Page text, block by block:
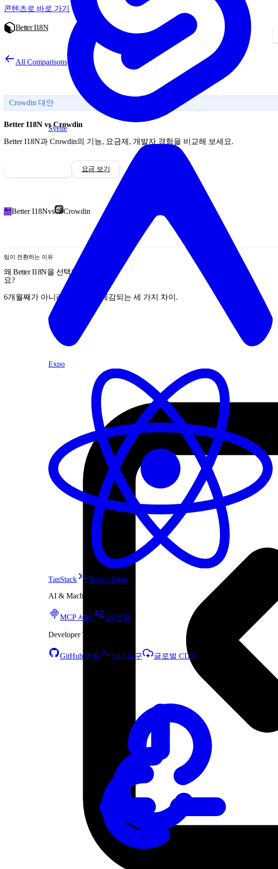
콘텐츠로 바로 가기
Better I18N
Svelte
Expo
TanStack
Hono / Node
AI & Machine Translation
MCP 서버 AI 번역
Developer Tools
GitHub 연동 CLI 도구 글로벌 CDN
All Comparisons
Crowdin 대안
Better I18N vs Crowdin
Better I18N과 Crowdin의 기능, 요금제, 개발자 경험을 비교해 보세요.
요금 보기
Better I18Nvs Crowdin
팀이 전환하는 이유
왜 Better I18N을 선택하나
요?
6개월째가 아니라 첫 주부터 체감되는 세 가지 차이.